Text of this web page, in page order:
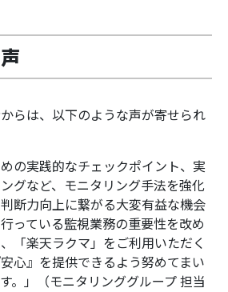
らは、以下のような声が寄せられ
の実践的なチェックポイント、実
グなど、モニタリング手法を強化
断力向上に繋がる大変有益な機会
っている監視業務の重要性を改め
「楽天ラクマ」をご利用いただく
心』を提供できるよう努めてまい
。」（モニタリンググループ 担当